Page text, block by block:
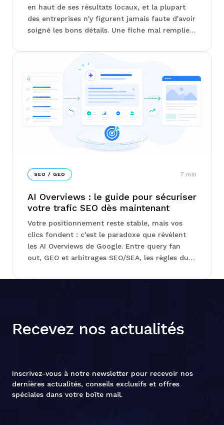
en haut de ses résultats locaux, et la plupart
des entreprises n'y figurent jamais faute d'avoir
soigné les bons détails. Une fiche mal remplie,
différemment ici et là : autant de signaux qui
vous écartent de la course. Notre équipe Junto
passe en revue ce qui fait vraiment basculer un
classement local...
SEO / GEO 7 min
AI Overviews : le guide pour sécuriser
votre trafic SEO dès maintenant
Votre positionnement reste stable, mais vos
clics fondent : c'est le paradoxe que révèlent
les AI Overviews de Google. Entre query fan
out, GEO et arbitrages SEO/SEA, les règles du
Search Console
Recevez nos actualités
Inscrivez-vous à notre newsletter pour recevoir nos
dernières actualités, conseils exclusifs et offres
spéciales dans votre boîte mail.